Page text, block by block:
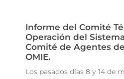
Informe del Comité
Operación del
Comité de Agentes
OMIE.
Los pasados días 8 y 14 de